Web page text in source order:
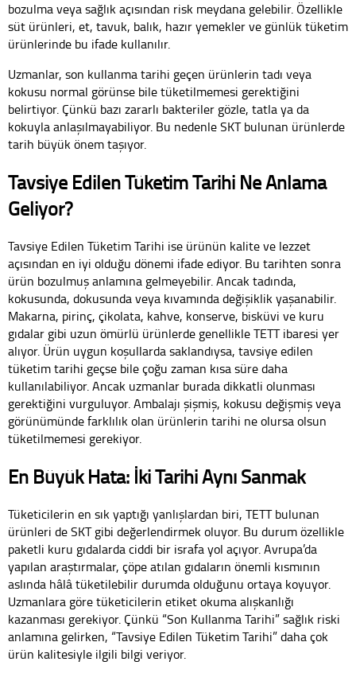
bozulma veya sağlık açısından risk meydana gelebilir. Özellikle
süt ürünleri, et, tavuk, balık, hazır yemekler ve günlük tüketim
ürünlerinde bu ifade kullanılır.
Uzmanlar, son kullanma tarihi geçen ürünlerin tadı veya
kokusu normal görünse bile tüketilmemesi gerektiğini
belirtiyor. Çünkü bazı zararlı bakteriler gözle, tatla ya da
kokuyla anlaşılmayabiliyor. Bu nedenle SKT bulunan ürünlerde
tarih büyük önem taşıyor.
Tavsiye Edilen Tüketim Tarihi Ne Anlama
Geliyor?
Tavsiye Edilen Tüketim Tarihi ise ürünün kalite ve lezzet
açısından en iyi olduğu dönemi ifade ediyor. Bu tarihten sonra
ürün bozulmuş anlamına gelmeyebilir. Ancak tadında,
kokusunda, dokusunda veya kıvamında değişiklik yaşanabilir.
Makarna, pirinç, çikolata, kahve, konserve, bisküvi ve kuru
gıdalar gibi uzun ömürlü ürünlerde genellikle TETT ibaresi yer
alıyor. Ürün uygun koşullarda saklandıysa, tavsiye edilen
tüketim tarihi geçse bile çoğu zaman kısa süre daha
kullanılabiliyor. Ancak uzmanlar burada dikkatli olunması
gerektiğini vurguluyor. Ambalajı şişmiş, kokusu değişmiş veya
görünümünde farklılık olan ürünlerin tarihi ne olursa olsun
tüketilmemesi gerekiyor.
En Büyük Hata: İki Tarihi Aynı Sanmak
Tüketicilerin en sık yaptığı yanlışlardan biri, TETT bulunan
ürünleri de SKT gibi değerlendirmek oluyor. Bu durum özellikle
paketli kuru gıdalarda ciddi bir israfa yol açıyor. Avrupa’da
yapılan araştırmalar, çöpe atılan gıdaların önemli kısmının
aslında hâlâ tüketilebilir durumda olduğunu ortaya koyuyor.
Uzmanlara göre tüketicilerin etiket okuma alışkanlığı
kazanması gerekiyor. Çünkü “Son Kullanma Tarihi” sağlık riski
anlamına gelirken, “Tavsiye Edilen Tüketim Tarihi” daha çok
ürün kalitesiyle ilgili bilgi veriyor.